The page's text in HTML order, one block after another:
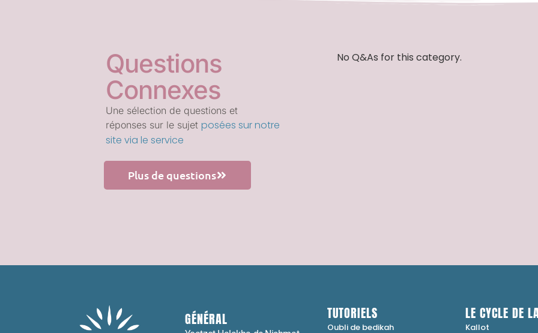
Questions
Connexes
Une sélection de questions et
réponses sur le sujet posées sur notre
site via le service
Plus de questions
No Q&As for this category.
GÉNÉRAL TUTORIELS
Oubli de bedikah
LE CYCLE DE
Kallot